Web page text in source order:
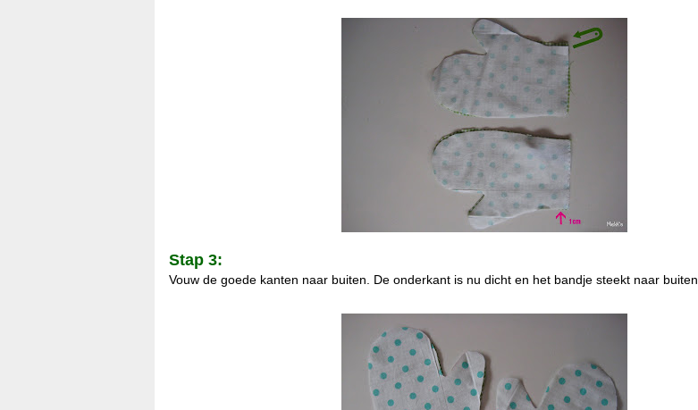
Stap 3:
Vouw de goede kanten naar buiten. De onderkant is nu dicht en het bandje steekt naar buiten.